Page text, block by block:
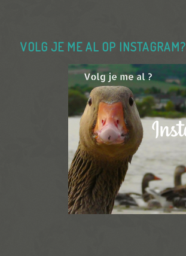
VOLG JE ME AL OP INSTAGRAM?